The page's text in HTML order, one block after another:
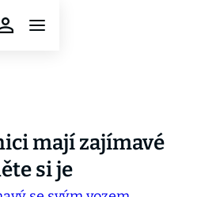
mají zajímavé
si je